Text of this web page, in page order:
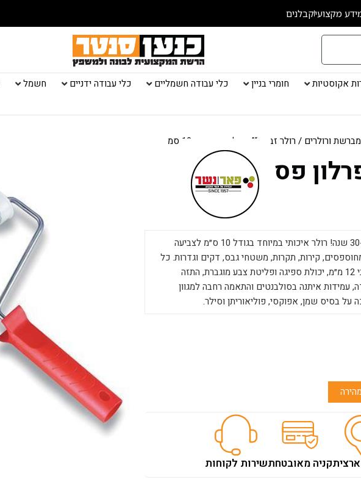
מקצועיקבלנים
אקוסטיות חומרי בניין כלי עבודה חשמליים כלי עבודה ידניים חשמל
מברשת ורולרים / רולר זברה “4 פרלון פס צהוב 10 סמ
זברה “4 פרלון פס
הרולר הנמכר ביותר בישראל למעלה מ-30 שנה! רולר איכותי במיוחד בגודל 10 ס״מ לצביעה
קירות, תקרות, משטחי גבס, דקים וגדרות. כל
זאת הודות לפרווה צפופה במיוחד בעובי 12 מ״מ, יכולת ספיגה ופליטת צבע מוגברת, התזה
עמידות איתנה בסולבנטים והתאמה רחבה למגוון
על בסיס שמן, אפוקסי, פוליאוריתן וסילר.
קניה מאובטחתשירות לקוחות